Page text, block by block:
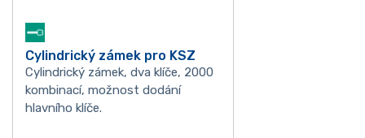
Cylindrický zámek pro KSZ
Cylindrický zámek, dva klíče, 2000
kombinací, možnost dodání
hlavního klíče.